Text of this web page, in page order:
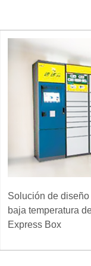
Solución de
baja temperatura
Express Box